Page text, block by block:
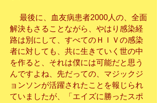
最後に、血友病患者2000人の、全面
解決もさることながら、やはり感染経
路は別にして、すべてのＨＩＶの感染
者に対しても、共に生きていく世の中
を作ると、それは僕には可能だと思う
んですよね、先だっての、マジックジ
ョンソンが活躍されたことを報じられ
ていましたが、「エイズに勝ったスポ